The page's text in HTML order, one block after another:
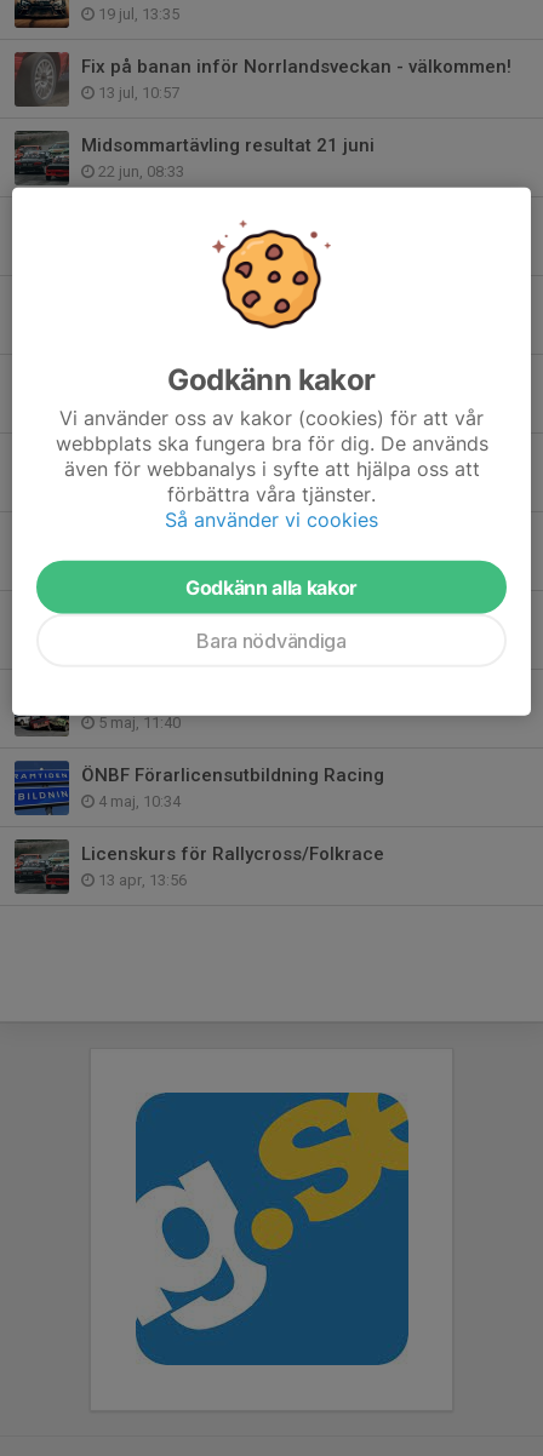
19 jul, 13:35
Fix på banan inför Norrlandsveckan - välkommen!
13 jul, 10:57
Midsommartävling resultat 21 juni
22 jun, 08:33
Fixardagar Klutmarksbanan före tävling
Norrlandsveckan 2026
Norrlandscupen 30-31 maj 2026
28 maj, 13:22
Invigning Rallybana hos RB
21 maj, 08:11
18 maj, 11:17
Vill du vara funktionär i sommar?
5 maj, 11:40
ÖNBF Förarlicensutbildning Racing
4 maj, 10:34
Licenskurs för Rallycross/Folkrace
13 apr, 13:56
Godkänn kakor
Vi använder oss av kakor (cookies) för att vår
webbplats ska fungera bra för dig. De används
även för webbanalys i syfte att hjälpa oss att
förbättra våra tjänster.
Så använder vi cookies
Godkänn alla kakor
Bara nödvändiga